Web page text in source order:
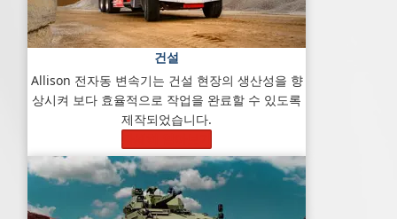
건설
Allison 전자동 변속기는 건설 현장의 생산성을 향
상시켜 보다 효율적으로 작업을 완료할 수 있도록
제작되었습니다.